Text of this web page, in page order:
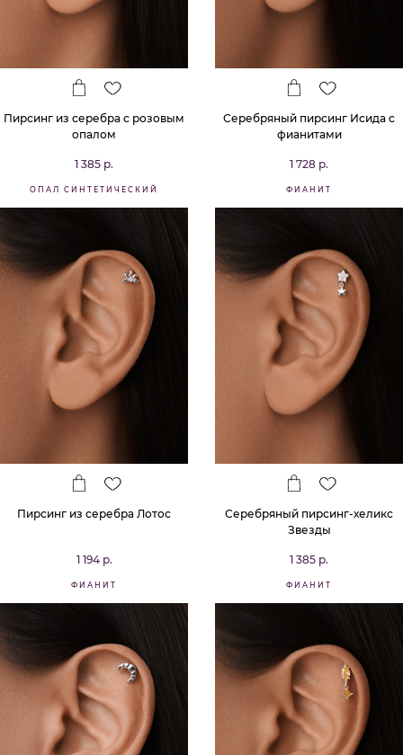
Пирсинг из серебра с розовым
опалом
1 385 р.
ОПАЛ СИНТЕТИЧЕСКИЙ
Серебряный пирсинг Исида с
фианитами
1 728 р.
ФИАНИТ
Пирсинг из серебра Лотос
1 194 р.
ФИАНИТ
Серебряный пирсинг-хеликс
Звезды
1 385 р.
ФИАНИТ